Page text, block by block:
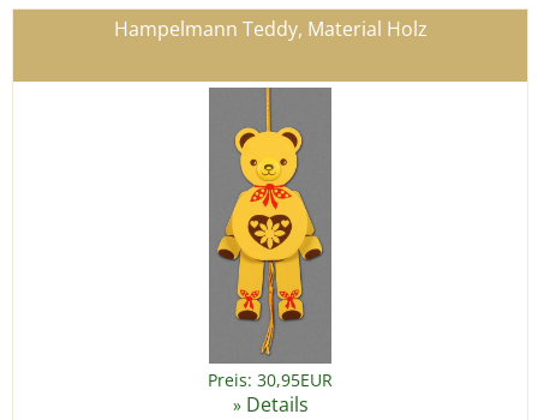
Hampelmann Teddy, Material Holz
Preis: 30,95EUR
» Details